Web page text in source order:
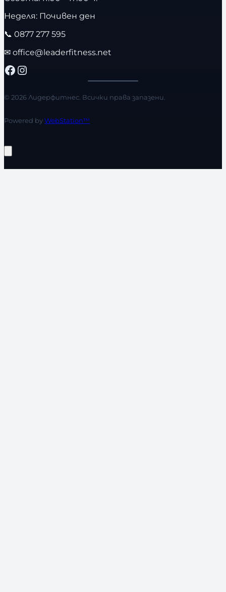
Неделя: Почивен ден
📞 0877 277 595
✉ office@leaderfitness.net
Facebook Instagram
© 2026 Лидерфитнес. Всички права запазени.
Powered byWebStation™